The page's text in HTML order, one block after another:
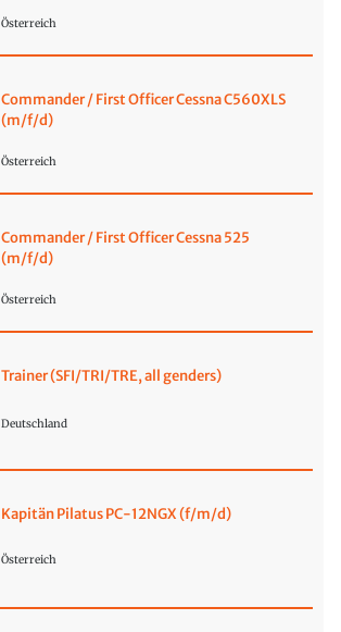
Österreich
Commander / First Officer Cessna C560XLS
(m/f/d)
Österreich
Commander / First Officer Cessna 525
(m/f/d)
Österreich
Trainer (SFI/TRI/TRE, all genders)
Deutschland
Kapitän Pilatus PC-12NGX (f/m/d)
Österreich